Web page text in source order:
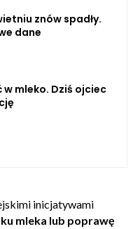
znów spadły.
dane
w mleko. Dziś ojciec
inicjatywami
mleka lub poprawę